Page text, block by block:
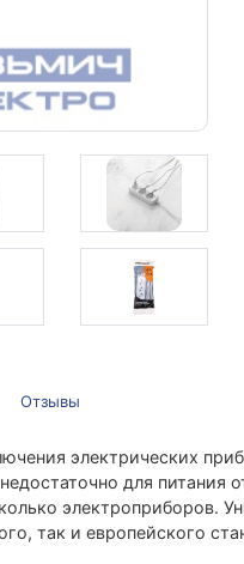
Отзывы
электрических
для питания
электроприборов.
так и европейского